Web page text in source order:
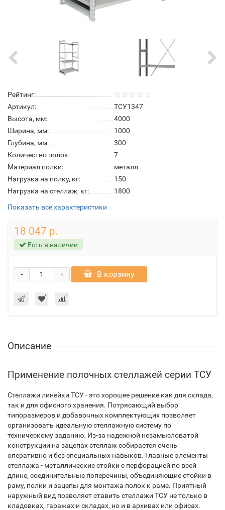
Рейтинг:
Артикул:
ТСУ1347
Высота, мм:
4000
Ширина, мм:
1000
Глубина, мм:
300
Количество полок:
7
Материал полки:
металл
Нагрузка на полку, кг:
150
Нагрузка на стеллаж, кг:
1800
Показать все характеристики
18 047 р.
Есть в наличии
+
- В корзину
Описание
Применение полочных стеллажей серии ТСУ
Стеллажи линейки ТСУ - это хорошее решение как для склада,
так и для офисного хранения. Потрясающий выбор
типоразмеров и добавочных комплектующих позволяет
организовать идеальную стеллажную систему по
техническому заданию. Из-за надежной незамысловатой
конструкции на зацепах стеллаж собирается очень
оперативно и без специальных навыков. Главные элементы
стеллажа - металлические стойки с перфорацией по всей
длине, соединительные поперечины, объединяющие стойки в
раму, полки и зацепы для монтажа полок к раме. Приятный
наружный вид позволяет ставить стеллажи ТСУ не только в
кладовках, гаражах и складах, но и в архивах или офисах.